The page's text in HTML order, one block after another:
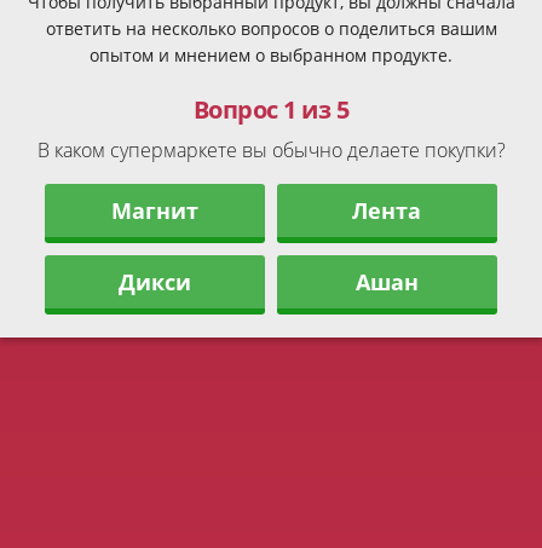
ответить на несколько вопросов о поделиться вашим
опытом и мнением о выбранном продукте.
Вопрос 1 из 5
В каком супермаркете вы обычно делаете покупки?
Магнит Лента
Дикси Ашан